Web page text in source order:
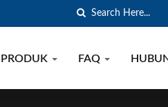
PRODUK FAQ